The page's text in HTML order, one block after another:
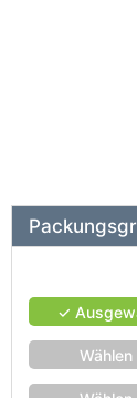
✓
Wählen